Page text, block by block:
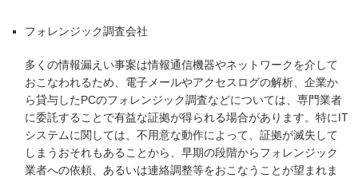
フォレンジック調査会社
多くの情報漏えい事案は情報通信機器やネットワークを介して
おこなわれるため、電子メールやアクセスログの解析、企業か
ら貸与したPCのフォレンジック調査などについては、専門業者
に委託することで有益な証拠が得られる場合があります。特にIT
システムに関しては、不用意な動作によって、証拠が滅失して
しまうおそれもあることから、早期の段階からフォレンジック
業者への依頼、あるいは連絡調整等をおこなうことが望まれま